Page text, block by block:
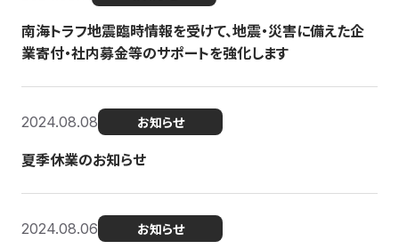
南海トラフ地震臨時情報を受けて、地震・災害に備えた企
業寄付・社内募金等のサポートを強化します
2024.08.08 お知らせ
夏季休業のお知らせ
2024.08.06 お知らせ